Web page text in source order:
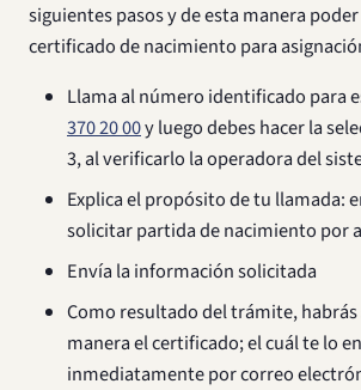
siguientes pasos y de esta manera
certificado de nacimiento para
Llama al número identificado para
370 20 00y luego debes hacer la
3, al verificarlo la operadora del
Explica el propósito de tu llamada:
solicitar partida de nacimiento por
Envía la información solicitada
Como resultado del trámite,
manera el certificado; el cuál te lo
inmediatamente por correo